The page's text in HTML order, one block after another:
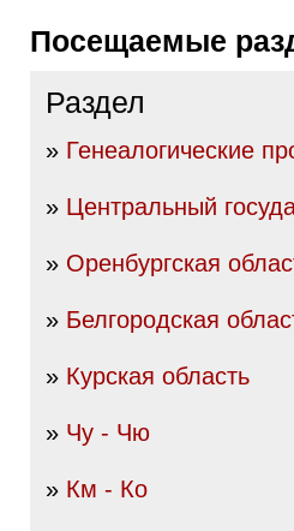
Посещаемые
Раздел
» Генеалогические
» Центральный
» Оренбургская
» Белгородская
» Курская область
» Чу - Чю
» Км - Ко